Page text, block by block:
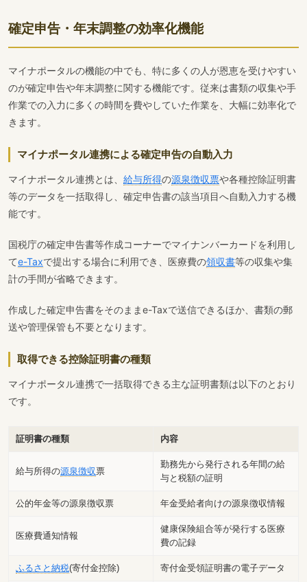
確定申告・年末調整の効率化機能
マイナポータルの機能の中でも、特に多くの人が恩恵を受けやすい
のが確定申告や年末調整に関する機能です。従来は書類の収集や手
作業での入力に多くの時間を費やしていた作業を、大幅に効率化で
きます。
マイナポータル連携による確定申告の自動入力
マイナポータル連携とは、 給与所得の源泉徴収票や各種控除証明書
等のデータを一括取得し、確定申告書の該当項目へ自動入力する機
能です。
国税庁の確定申告書等作成コーナーでマイナンバーカードを利用し
てe-Taxで提出する場合に利用でき、医療費の領収書等の収集や集
計の手間が省略できます。
作成した確定申告書をそのままe-Taxで送信できるほか、書類の郵
送や管理保管も不要となります。
取得できる控除証明書の種類
マイナポータル連携で一括取得できる主な証明書類は以下のとおり
です。
証明書の種類 内容
給与所得の源泉徴収票
勤務先から発行される年間の給
与と税額の証明
公的年金等の源泉徴収票 年金受給者向けの源泉徴収情報
医療費通知情報
健康保険組合等が発行する医療
費の記録
ふるさと納税(寄付金控除) 寄付金受領証明書の電子データ